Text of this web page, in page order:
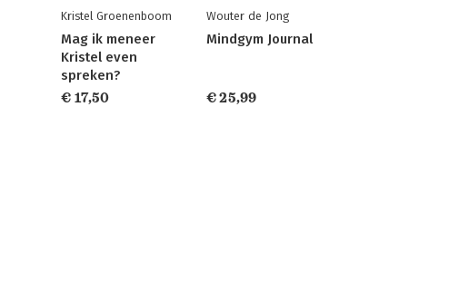
Kristel Groenenboom
Mag ik meneer
Kristel even
spreken?
€ 17,50
Wouter de Jong
Mindgym Journal
€ 25,99